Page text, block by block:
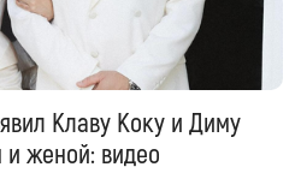
Клаву Коку и Диму
женой: видео